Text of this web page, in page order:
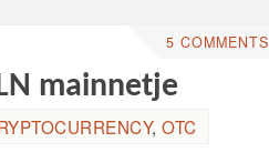
5 COMMENTS
mainnetje
, OTC